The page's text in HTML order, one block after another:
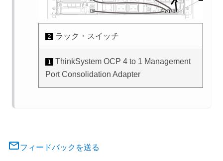
2 ラック・スイッチ
1
ThinkSystem OCP 4 to 1 Management
Port Consolidation Adapter
フィードバックを送る